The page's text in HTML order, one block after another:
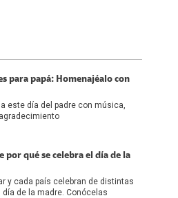
para papá: Homenajéalo con
este día del padre con música,
por qué se celebra el día de la
y cada país celebran de distintas
de la madre. Conócelas